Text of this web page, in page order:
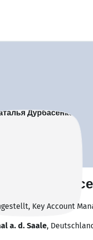
Key Account
a. d. Saale,